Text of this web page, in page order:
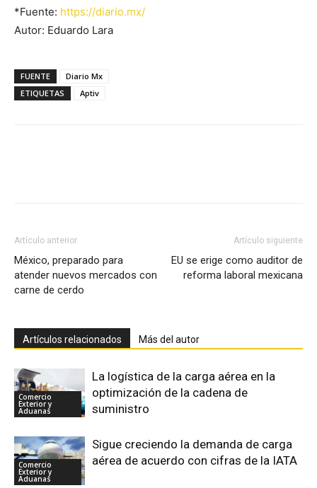
*Fuente: https://diario.mx/
Autor: Eduardo Lara
FUENTE
Diario Mx
ETIQUETAS
Aptiv
Artículo anterior
México, preparado para
atender nuevos mercados con
carne de cerdo
Artículo siguiente
EU se erige como auditor de
reforma laboral mexicana
Artículos relacionados Más del autor
Comercio
Exterior y
Aduanas
La logística de la carga aérea en la
optimización de la cadena de
suministro
Comercio
Exterior y
Aduanas
Sigue creciendo la demanda de carga
aérea de acuerdo con cifras de la IATA